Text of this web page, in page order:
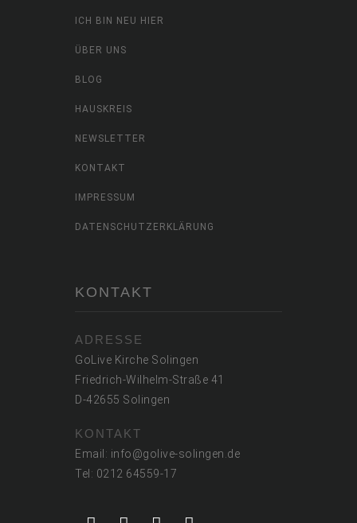
ICH BIN NEU HIER
ÜBER UNS
BLOG
HAUSKREIS
NEWSLETTER
KONTAKT
IMPRESSUM
DATENSCHUTZERKLÄRUNG
KONTAKT
ADRESSE
GoLive Kirche Solingen
Friedrich-Wilhelm-Straße 41
D-42655 Solingen
KONTAKT
Email: info@golive-solingen.de
Tel: 0212 64559-17